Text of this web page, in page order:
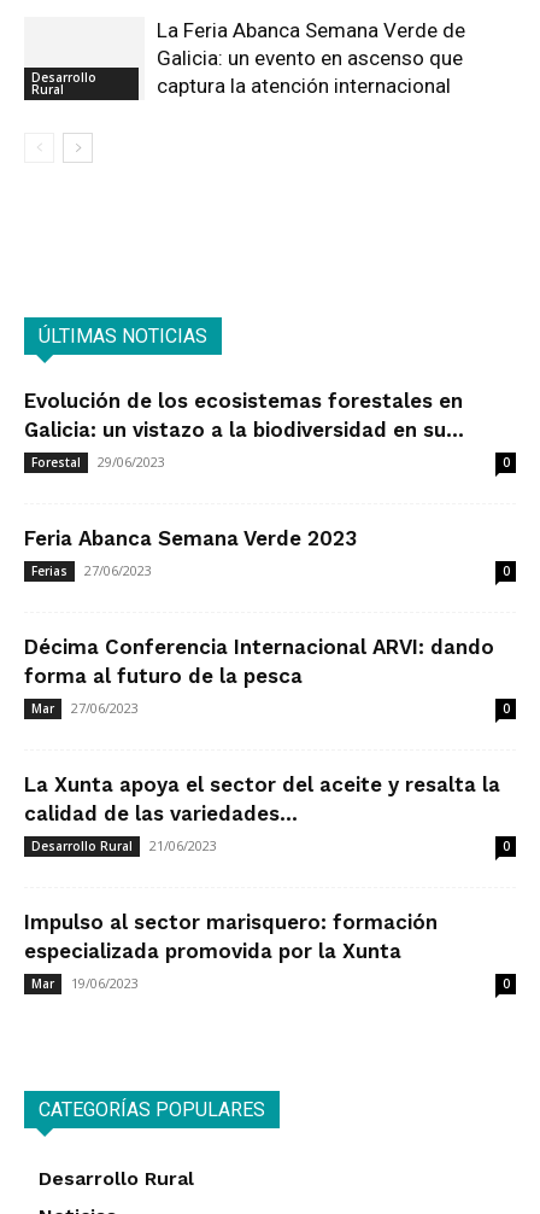
Desarrollo
Rural
La Feria Abanca Semana Verde de
Galicia: un evento en ascenso que
captura la atención internacional
ÚLTIMAS NOTICIAS
Evolución de los ecosistemas forestales en
Galicia: un vistazo a la biodiversidad en su...
Forestal 29/06/2023 0
Feria Abanca Semana Verde 2023
Ferias 27/06/2023 0
Décima Conferencia Internacional ARVI: dando
forma al futuro de la pesca
Mar 27/06/2023 0
La Xunta apoya el sector del aceite y resalta la
calidad de las variedades...
Desarrollo Rural 21/06/2023 0
Impulso al sector marisquero: formación
especializada promovida por la Xunta
Mar 19/06/2023 0
CATEGORÍAS POPULARES
Desarrollo Rural